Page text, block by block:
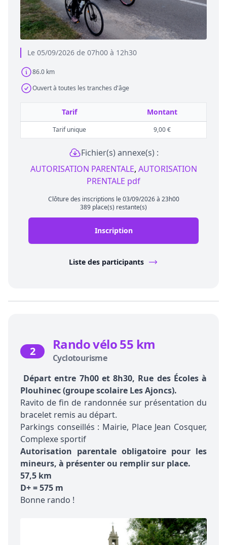
Le 05/09/2026 de 07h00 à 12h30
86.0 km
Ouvert à toutes les tranches d'âge
Tarif Montant
Tarif unique 9,00 €
Fichier(s) annexe(s) :
AUTORISATION PARENTALE, AUTORISATION
PRENTALE pdf
Clôture des inscriptions le 03/09/2026 à 23h00
389 place(s) restante(s)
Inscription
Liste des participants
2 Rando vélo 55 km
Cyclotourisme
Départ entre 7h00 et 8h30, Rue des Écoles à
Plouhinec (groupe scolaire Les Ajoncs).
Ravito de fin de randonnée sur présentation du
bracelet remis au départ.
Parkings conseillés : Mairie, Place Jean Cosquer,
Complexe sportif
Autorisation parentale obligatoire pour les
mineurs, à présenter ou remplir sur place.
57,5 km
D+ = 575 m
Bonne rando !